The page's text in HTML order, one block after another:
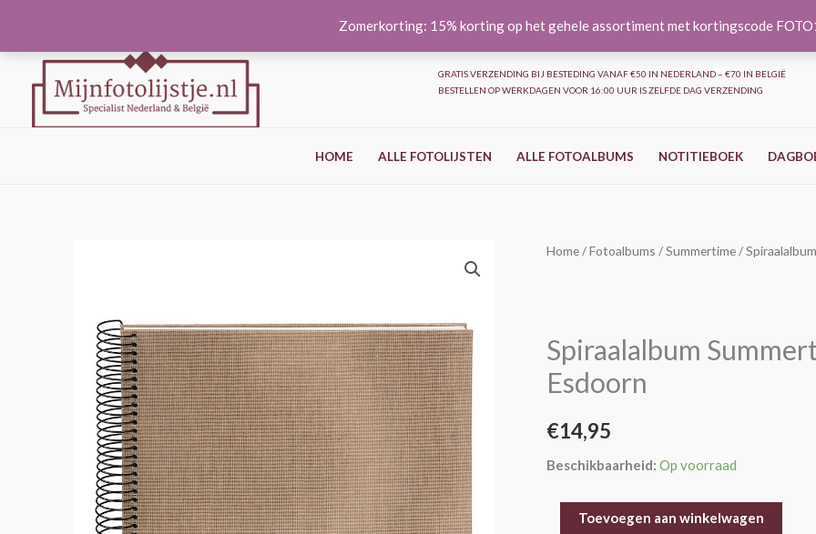
Zomerkorting: 15% korting op het gehele assortiment met kortingscode
inhoud
GRATIS VERZENDING BIJ BESTEDING VANAF €50 IN NEDERLAND – €70 IN BELGIË
BESTELLEN OP WERKDAGEN VOOR 16:00 UUR IS ZELFDE DAG VERZENDING
HOME ALLE FOTOLIJSTEN ALLE FOTOALBUMS NOTITIEBOEK
Home/Fotoalbums /Summertime/
Spiraalalbum
Esdoorn
€14,95
Beschikbaarheid: Op voorraad
Spiraalalbum
24x17
cm
-
Esdoorn
Toevoegen aan winkelwagen